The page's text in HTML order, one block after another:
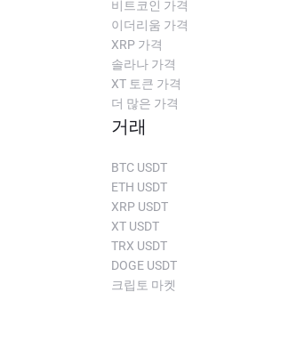
비트코인 가격
이더리움 가격
XRP 가격
솔라나 가격
XT 토큰 가격
더 많은 가격
거래
BTC USDT
ETH USDT
XRP USDT
XT USDT
TRX USDT
DOGE USDT
크립토 마켓